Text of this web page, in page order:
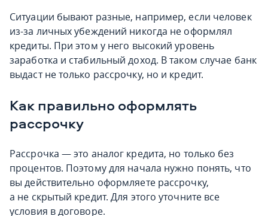
Ситуации бывают разные, например, если человек
из-за личных убеждений никогда не оформлял
кредиты. При этом у него высокий уровень
заработка и стабильный доход. В таком случае банк
выдаст не только рассрочку, но и кредит.
Как правильно оформлять
рассрочку
Рассрочка — это аналог кредита, но только без
процентов. Поэтому для начала нужно понять, что
вы действительно оформляете рассрочку,
а не скрытый кредит. Для этого уточните все
условия в договоре.